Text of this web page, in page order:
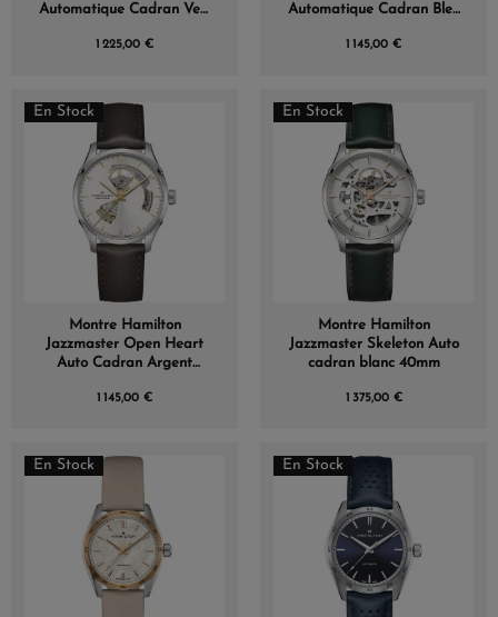
Automatique Cadran Vert
1 225,00 €
Automatique Cadran Bleu
1 145,00 €
En Stock
Montre Hamilton
Jazzmaster Open Heart
Auto Cadran Argent
1 145,00 €
En Stock
Montre Hamilton
Jazzmaster Skeleton Auto
cadran blanc 40mm
1 375,00 €
En Stock En Stock